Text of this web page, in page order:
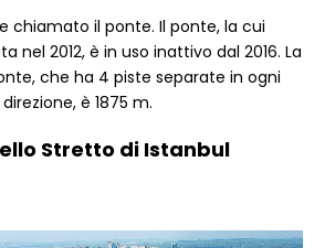
chiamato il ponte. Il ponte, la cui
nel 2012, è in uso inattivo dal 2016. La
che ha 4 piste separate in ogni
direzione, è 1875 m.
Stretto di Istanbul